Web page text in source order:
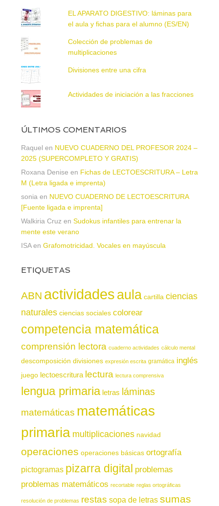
EL APARATO DIGESTIVO: láminas para
el aula y fichas para el alumno (ES/EN)
Colección de problemas de
multiplicaciones
Divisiones entre una cifra
Actividades de iniciación a las fracciones
ÚLTIMOS COMENTARIOS
Raquel en NUEVO CUADERNO DEL PROFESOR 2024 –
2025 (SUPERCOMPLETO Y GRATIS)
Roxana Denise en Fichas de LECTOESCRITURA – Letra
M (Letra ligada e imprenta)
sonia en NUEVO CUADERNO DE LECTOESCRITURA
[Fuente ligada e imprenta]
Walkiria Cruz en Sudokus infantiles para entrenar la
mente este verano
ISAen Grafomotricidad. Vocales en mayúscula
ETIQUETAS
ABN actividadesaula cartilla ciencias
naturales ciencias sociales colorear
competencia matemática
comprensión lectora cuaderno actividades cálculo mental
descomposición divisiones expresión escrita gramática inglés
juego lectoescritura lectura lectura comprensiva
lengua primaria letras láminas
matemáticas matemáticas
primaria multiplicaciones navidad
operaciones operaciones básicas ortografía
pictogramas pizarra digital problemas
problemas matemáticos recortable reglas ortográficas
resolución de problemas restas sopa de letras sumas